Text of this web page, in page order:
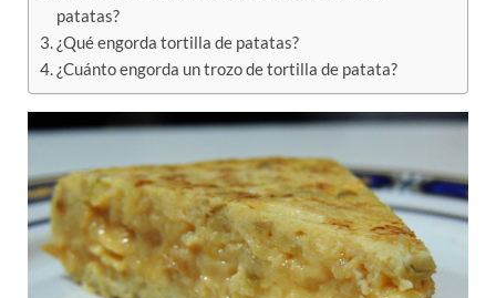
patatas?
¿Qué engorda tortilla de patatas?
¿Cuánto engorda un trozo de tortilla de patata?